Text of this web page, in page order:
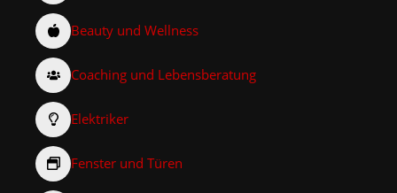
Beauty und Wellness
Coaching und Lebensberatung
Elektriker
Fenster und Türen